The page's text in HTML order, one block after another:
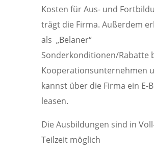
Kosten für Aus- und
trägt die Firma. Außerdem
als „Belaner“
Sonderkonditionen/Rabatte
Kooperationsunternehmen
kannst über die Firma ein E-
leasen.
Die Ausbildungen sind in
Teilzeit möglich